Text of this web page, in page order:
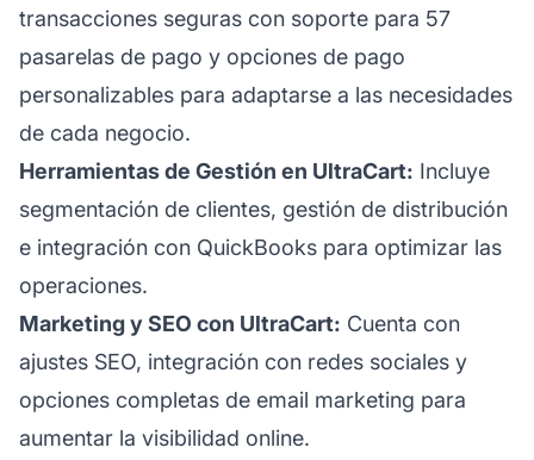
transacciones seguras con soporte para 57
pasarelas de pago y opciones de pago
personalizables para adaptarse a las necesidades
de cada negocio.
Herramientas de Gestión en UltraCart: Incluye
segmentación de clientes, gestión de distribución
e integración con QuickBooks para optimizar las
operaciones.
Marketing y SEO con UltraCart: Cuenta con
ajustes SEO, integración con redes sociales y
opciones completas de email marketing para
aumentar la visibilidad online.